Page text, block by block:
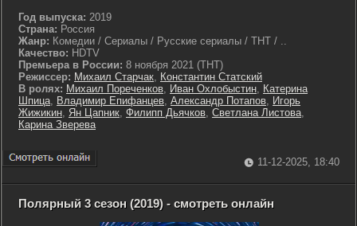
Год выпуска: 2019
Страна: Россия
Жанр: Комедии / Сериалы / Русские сериалы / ТНТ / ..
Качество: HDTV
Премьера в России: 8 ноября 2021 (ТНТ)
Режиссер: Михаил Старчак, Константин Статский
В ролях: Михаил Пореченков, Иван Охлобыстин, Катерина
Шпица, Владимир Епифанцев, Александр Потапов, Игорь
Жижикин, Ян Цапник, Филипп Дьячков, Светлана Листова,
Карина Зверева
11-12-2025, 18:40
Полярный 3 сезон (2019) - смотреть онлайн